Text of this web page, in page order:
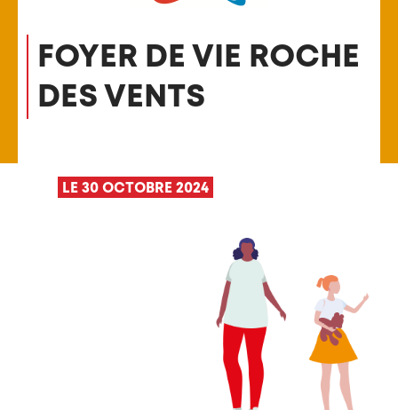
FOYER DE VIE ROCHE
DES VENTS
LE 30 OCTOBRE 2024